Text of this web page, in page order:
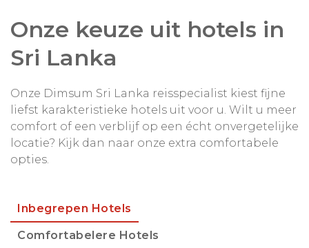
Onze keuze uit hotels in
Sri Lanka
Onze Dimsum Sri Lanka reisspecialist kiest fijne
liefst karakteristieke hotels uit voor u. Wilt u meer
comfort of een verblijf op een écht onvergetelijke
locatie? Kijk dan naar onze extra comfortabele
opties.
Inbegrepen Hotels
Comfortabelere Hotels